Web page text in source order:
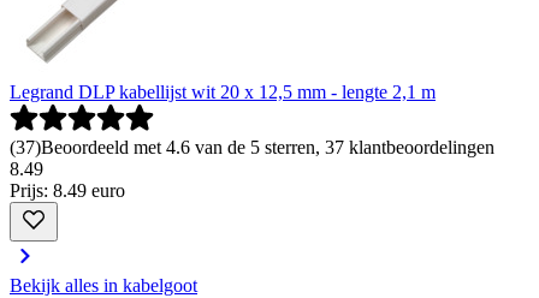
Legrand DLP kabellijst wit 20 x 12,5 mm - lengte 2,1 m
(37)Beoordeeld met 4.6 van de 5 sterren, 37 klantbeoordelingen
8.49
Prijs: 8.49 euro
Bekijk alles in kabelgoot